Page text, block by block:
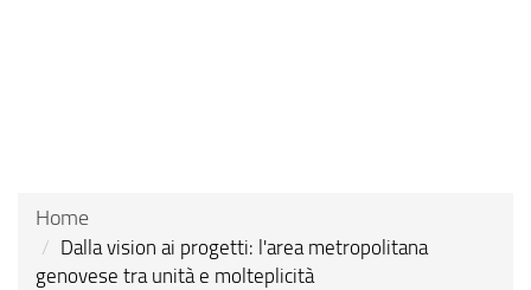
Home
Dalla vision ai progetti: l'area metropolitana
genovese tra unità e molteplicità